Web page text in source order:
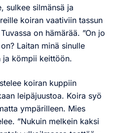
sulkee silmänsä ja
koiran vaativiin tassun
on hämärää. ”On jo
Laitan minä sinulle
ja kömpii keittöön.
koiran kuppiin
leipäjuustoa. Koira syö
ympärilleen. Mies
”Nukuin melkein kaksi